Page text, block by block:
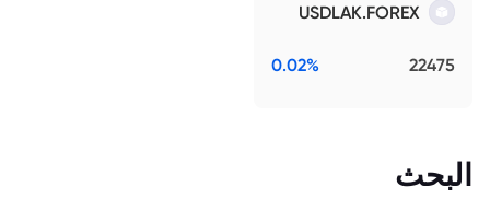
USDLAK.FOREX
22475
0.02%
البحث